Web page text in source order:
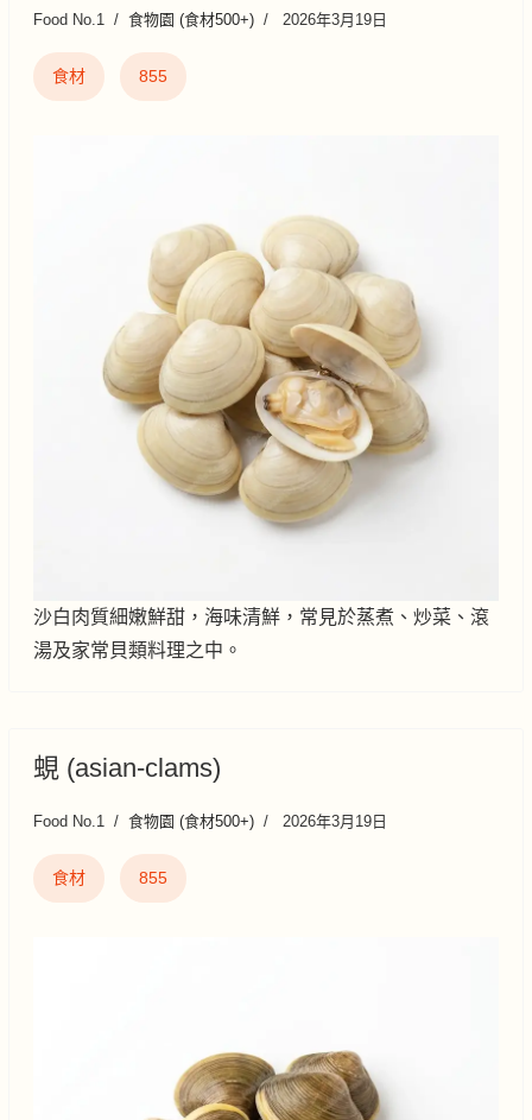
Food No.1 食物園 (食材500+) 2026年3月19日
食材 855
沙白肉質細嫩鮮甜，海味清鮮，常見於蒸煮、炒菜、滾
湯及家常貝類料理之中。
蜆 (asian-clams)
Food No.1 食物園 (食材500+) 2026年3月19日
食材 855